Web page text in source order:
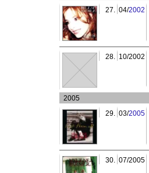
27. 04/2002
28. 10/2002
2005
29. 03/2005
30. 07/2005